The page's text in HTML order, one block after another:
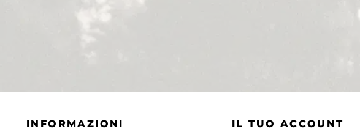
INFORMAZIONI IL TUO ACCOUNT